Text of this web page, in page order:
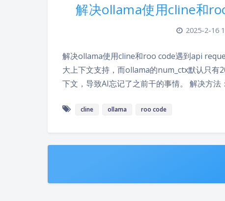
解决ollama使用cline和
2025-2-16
解决ollama使用cline和roo code遇到api
大上下文支持，而ollama的num_ctx默认只
下文，导致AI忘记了之前干的事情。 解决方
cline ollama roo code